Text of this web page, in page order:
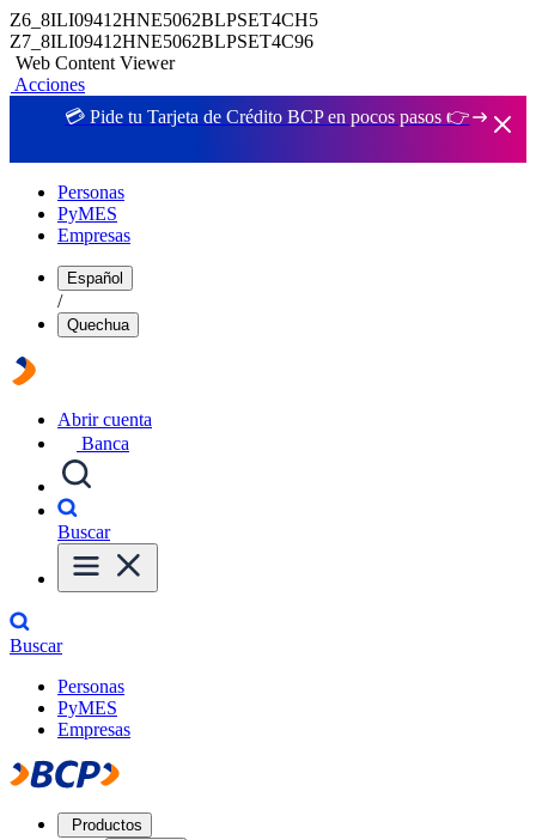
Z6_8ILI09412HNE5062BLPSET4CH5
Z7_8ILI09412HNE5062BLPSET4C96
Web Content Viewer
Acciones
💳 Pide tu Tarjeta de Crédito BCP en pocos pasos 👉
Personas
PyMES
Empresas
Español
/
Quechua
Abrir cuenta
Banca
Buscar
Buscar
Personas
PyMES
Empresas
Productos